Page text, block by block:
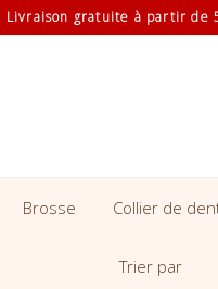
Livraison gratuite à partir de
Brosse Collier de
Trier par